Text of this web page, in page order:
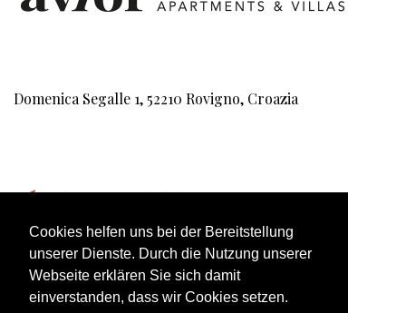
Cookies helfen uns bei der Bereitstellung
unserer Dienste. Durch die Nutzung unserer
Webseite erklären Sie sich damit
einverstanden, dass wir Cookies setzen.
Domenica Segalle 1, 52210 Rovigno, Croazia
bookings@aviorholidays.com
+385 99 2231 111